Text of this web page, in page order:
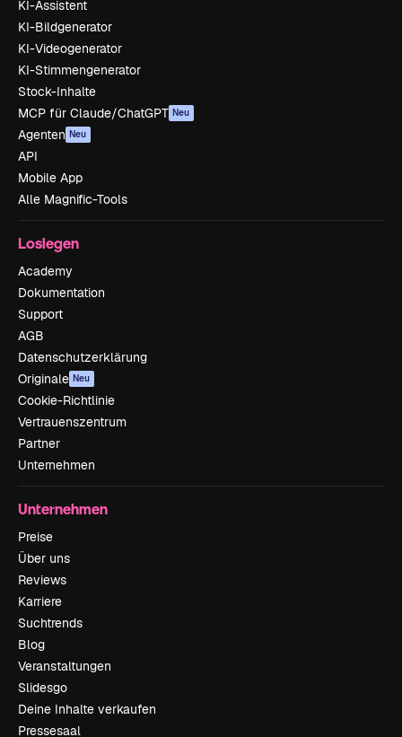
KI-Assistent
KI-Bildgenerator
KI-Videogenerator
KI-Stimmengenerator
Stock-Inhalte
MCP für Claude/ChatGPT Neu
Agenten Neu
API
Mobile App
Alle Magnific-Tools
Loslegen
Academy
Dokumentation
Support
AGB
Datenschutzerklärung
Originale Neu
Cookie-Richtlinie
Vertrauenszentrum
Partner
Unternehmen
Unternehmen
Preise
Über uns
Reviews
Karriere
Suchtrends
Blog
Veranstaltungen
Slidesgo
Deine Inhalte verkaufen
Pressesaal